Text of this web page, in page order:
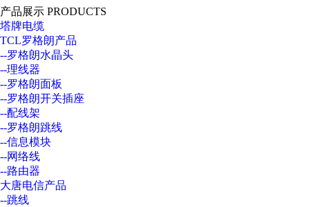
产品展示 PRODUCTS
塔牌电缆
TCL罗格朗产品
--罗格朗水晶头
--理线器
--罗格朗面板
--罗格朗开关插座
--配线架
--罗格朗跳线
--信息模块
--网络线
--路由器
大唐电信产品
--跳线